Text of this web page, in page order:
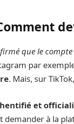
que le
par
. Mais, sur
et
à la